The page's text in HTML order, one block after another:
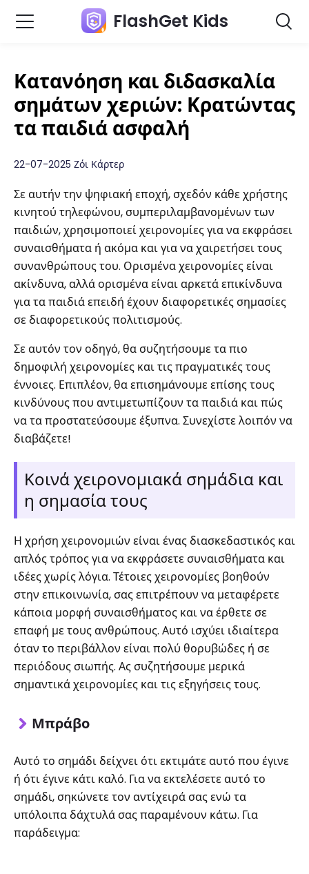
FlashGet Kids
Κατανόηση και διδασκαλία
σημάτων χεριών: Κρατώντας
τα παιδιά ασφαλή
22-07-2025 Ζόι Κάρτερ
Σε αυτήν την ψηφιακή εποχή, σχεδόν κάθε χρήστης
κινητού τηλεφώνου, συμπεριλαμβανομένων των
παιδιών, χρησιμοποιεί χειρονομίες για να εκφράσει
συναισθήματα ή ακόμα και για να χαιρετήσει τους
συνανθρώπους του. Ορισμένα χειρονομίες είναι
ακίνδυνα, αλλά ορισμένα είναι αρκετά επικίνδυνα
για τα παιδιά επειδή έχουν διαφορετικές σημασίες
σε διαφορετικούς πολιτισμούς.
Σε αυτόν τον οδηγό, θα συζητήσουμε τα πιο
δημοφιλή χειρονομίες και τις πραγματικές τους
έννοιες. Επιπλέον, θα επισημάνουμε επίσης τους
κινδύνους που αντιμετωπίζουν τα παιδιά και πώς
να τα προστατεύσουμε έξυπνα. Συνεχίστε λοιπόν να
διαβάζετε!
Κοινά χειρονομιακά σημάδια και
η σημασία τους
Η χρήση χειρονομιών είναι ένας διασκεδαστικός και
απλός τρόπος για να εκφράσετε συναισθήματα και
ιδέες χωρίς λόγια. Τέτοιες χειρονομίες βοηθούν
στην επικοινωνία, σας επιτρέπουν να μεταφέρετε
κάποια μορφή συναισθήματος και να έρθετε σε
επαφή με τους ανθρώπους. Αυτό ισχύει ιδιαίτερα
όταν το περιβάλλον είναι πολύ θορυβώδες ή σε
περιόδους σιωπής. Ας συζητήσουμε μερικά
σημαντικά χειρονομίες και τις εξηγήσεις τους.
Μπράβο
Αυτό το σημάδι δείχνει ότι εκτιμάτε αυτό που έγινε
ή ότι έγινε κάτι καλό. Για να εκτελέσετε αυτό το
σημάδι, σηκώνετε τον αντίχειρά σας ενώ τα
υπόλοιπα δάχτυλά σας παραμένουν κάτω. Για
παράδειγμα: